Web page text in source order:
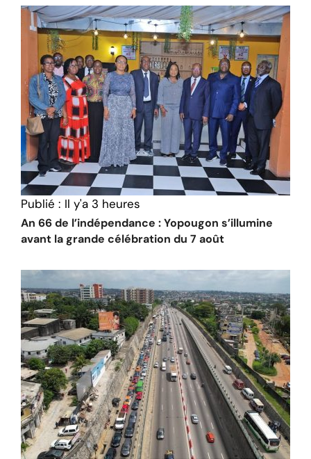
Publié : Il y'a 3 heures
An 66 de l’indépendance : Yopougon s’illumine
avant la grande célébration du 7 août